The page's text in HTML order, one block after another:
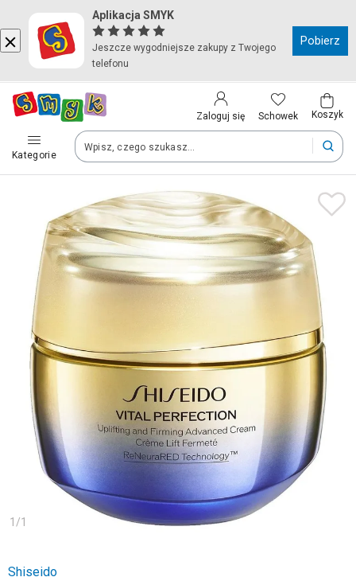
Aplikacja SMYK
Jeszcze wygodniejsze zakupy z Twojego
telefonu
Pobierz
Zaloguj się Schowek Koszyk
Kategorie
Kraj i język
Polska (Poland)
Twoje zamówienia dostarczymy na teren wybranego kraju.
Polski
Po zmianie kraju część produktów może zostać usunięta z
Zapisz
1 /1
Shiseido